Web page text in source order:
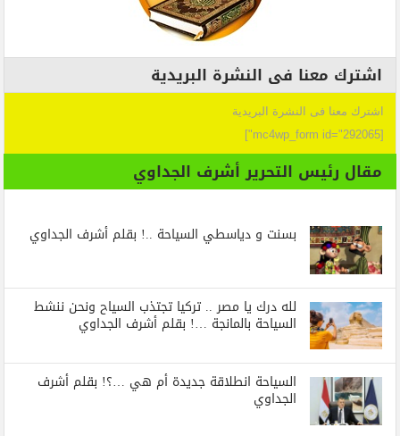
اشترك معنا فى النشرة البريدية
اشترك معنا فى النشرة البريدية
[mc4wp_form id="292065"]
مقال رئيس التحرير أشرف الجداوي
بسنت و دياسطي السياحة ..! بقلم أشرف الجداوي
لله درك يا مصر .. تركيا تجتذب السياح ونحن ننشط
السياحة بالمانجة …! بقلم أشرف الجداوي
السياحة انطلاقة جديدة أم هي …؟! بقلم أشرف
الجداوي